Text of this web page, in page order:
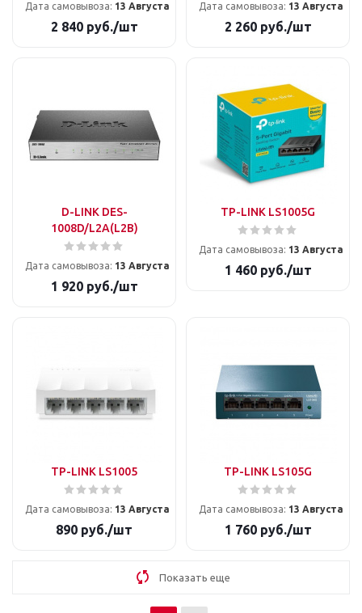
Дата самовывоза: 13 Августа
2 840руб./шт
Дата самовывоза: 13 Августа
2 260руб./шт
D-LINK DES-
1008D/L2A(L2B)
Дата самовывоза: 13 Августа
1 920руб./шт
TP-LINK LS1005G
Дата самовывоза: 13 Августа
1 460руб./шт
TP-LINK LS1005
Дата самовывоза: 13 Августа
890 руб./шт
TP-LINK LS105G
Дата самовывоза: 13 Августа
1 760руб./шт
Показать еще